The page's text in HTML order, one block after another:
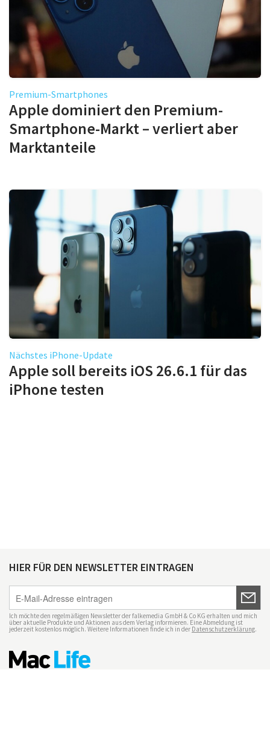
Premium-Smartphones
Apple dominiert den Premium-
Smartphone-Markt – verliert aber
Marktanteile
Nächstes iPhone-Update
Apple soll bereits iOS 26.6.1 für das
iPhone testen
HIER FÜR DEN NEWSLETTER EINTRAGEN
Ich möchte den regelmäßigen Newsletter der falkemedia GmbH & Co KG erhalten und mich
über aktuelle Produkte und Aktionen aus dem Verlag informieren. Eine Abmeldung ist
jederzeit kostenlos möglich. Weitere Informationen finde ich in der Datenschutzerklärung.